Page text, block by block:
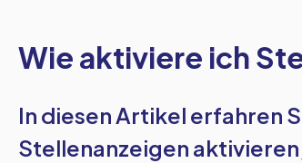
Wie aktiviere ich
In diesen Artikel erfahren
Stellenanzeigen